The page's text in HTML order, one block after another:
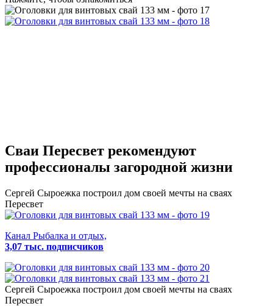
Сваи Пересвет рекомендуют
профессионалы загородной жизни
Сергей Сыроежка построил дом своей мечты на сваях
Пересвет
Канал Рыбалка и отдых,
3,07 тыс. подписчиков
Сергей Сыроежка построил дом своей мечты на сваях
Пересвет